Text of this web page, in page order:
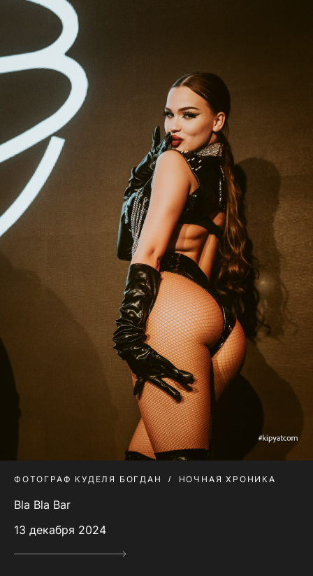
ФОТОГРАФ КУДЕЛЯ БОГДАН НОЧНАЯ ХРОНИКА
Bla Bla Bar
13 декабря 2024